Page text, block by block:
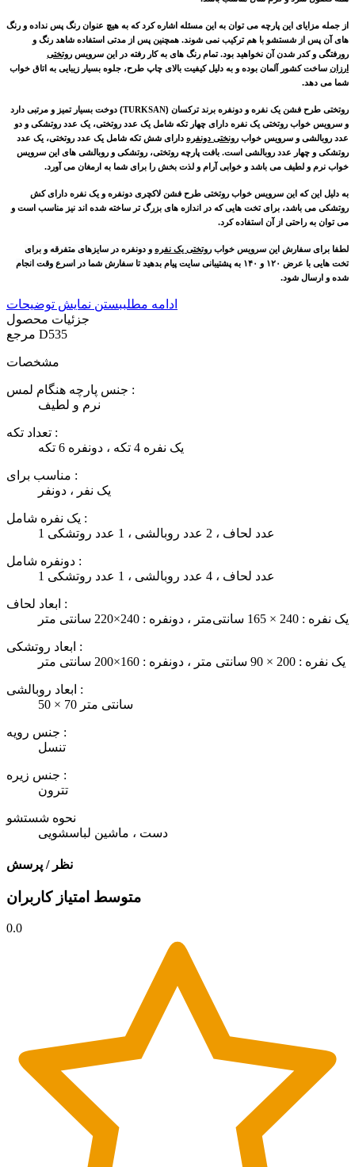
از جمله مزایای این پارچه می توان به این مسئله اشاره کرد که به هیچ عنوان رنگ پس نداده و رنگ
های آن پس از شستشو با هم ترکیب نمی شوند. همچنین پس از مدتی استفاده شاهد رنگ و
رورفتگی و کدر شدن آن نخواهید بود. تمام رنگ های به کار رفته در این سرویسروتختی
ارزان ساخت کشور آلمان بوده و به دلیل کیفیت بالای چاپ طرح، جلوه بسیار زیبایی به اتاق خواب
شما می دهد.
روتختی طرح فشن یک نفره و دونفره برند ترکسان (TURKSAN
) دوخت بسیار تمیز و مرتبی دارد
و سرویس خواب روتختی یک نفره دارای چهار تکه شامل یک عدد روتختی، یک عدد روتشکی و دو
عدد روبالشی و سرویس خوابرونختی دونفره دارای شش تکه شامل یک عدد روتختی، یک عدد
روتشکی و چهار عدد روبالشی است. بافت پارچه روتختی، روتشکی و روبالشی های این سرویس
خواب نرم و لطیف می باشد و خوابی آرام و لذت بخش را برای شما به ارمغان می آورد.
به دلیل این که این سرویس خواب روتختی طرح فشن لاکچری دونفره و یک نفره دارای کش
روتشکی می باشد، برای تخت هایی که در اندازه های بزرگ تر ساخته شده اند نیز مناسب است و
می توان به راحتی از آن استفاده کرد.
لطفا برای سفارش این سرویس خوابروتختی یک نفره و دونفره در سایزهای متفرقه و برای
تخت هایی با عرض ۱۲۰ و ۱۴۰ به پشتیبانی سایت پیام بدهید تا سفارش شما در اسرع وقت انجام
شده و ارسال شود.
ادامه مطلببستن نمایش توضیحات
جزئیات محصول
D535
مشخصات
جنس پارچه هنگام لمس :
نرم و لطیف
تعداد تکه :
یک نفره 4 تکه ، دونفره 6 تکه
مناسب برای :
یک نفر ، دونفر
یک نفره شامل :
1 عدد لحاف ، 2 عدد روبالشی ، 1 عدد روتشکی
دونفره شامل :
1 عدد لحاف ، 4 عدد روبالشی ، 1 عدد روتشکی
ابعاد لحاف :
یک نفره : 240 × 165 سانتی‌متر ، دونفره : 240×220 سانتی متر
ابعاد روتشکی :
یک نفره : 200 × 90 سانتی متر ، دونفره : 160×200 سانتی متر
ابعاد روبالشی :
50 × 70 سانتی متر
جنس رویه :
تنسل
جنس زیره :
تترون
نحوه شستشو
دست ، ماشین لباسشویی
نظر / پرسش
متوسط امتیاز کاربران
0.0